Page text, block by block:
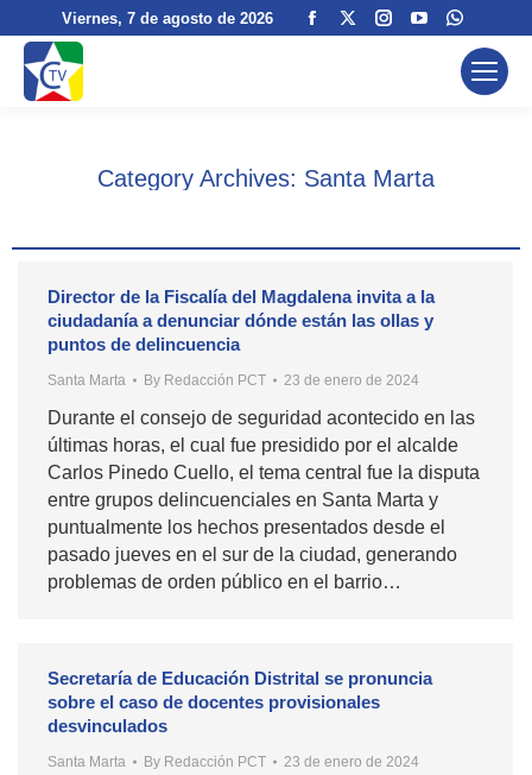
Viernes, 7 de agosto de 2026
Facebook
windowwindow
Instagram
window
YouTube
opens
window
page
opens
Category Archives: Santa Marta
Director de la Fiscalía del Magdalena invita a la
ciudadanía a denunciar dónde están las ollas y
puntos de delincuencia
Santa Marta By Redacción PCT 23 de enero de 2024
Durante el consejo de seguridad acontecido en las
últimas horas, el cual fue presidido por el alcalde
Carlos Pinedo Cuello, el tema central fue la disputa
entre grupos delincuenciales en Santa Marta y
puntualmente los hechos presentados desde el
pasado jueves en el sur de la ciudad, generando
problemas de orden público en el barrio…
Secretaría de Educación Distrital se pronuncia
sobre el caso de docentes provisionales
desvinculados
Santa Marta By Redacción PCT 23 de enero de 2024